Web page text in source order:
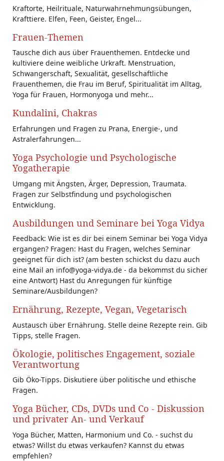
Kraftorte, Heilrituale, Naturwahrnehmungsübungen,
Krafttiere. Elfen, Feen, Geister, Engel...
Frauen-Themen
Tausche dich aus über Frauenthemen. Entdecke und
kultiviere deine weibliche Urkraft. Menstruation,
Schwangerschaft, Sexualität, gesellschaftliche
Frauenthemen, die Frau im Beruf, Spiritualität im Alltag,
Yoga für Frauen, Hormonyoga und mehr...
Kundalini, Chakras
Erfahrungen und Fragen zu Prana, Energie-, und
Astralerfahrungen...
Yoga Psychologie und Psychologische
Yogatherapie
Umgang mit Ängsten, Ärger, Depression, Traumata.
Fragen zur Selbstfindung und psychologischen
Entwicklung.
Ausbildungen und Seminare bei Yoga Vidya
Feedback: Wie ist es dir bei einem Seminar bei Yoga Vidya
ergangen? Fragen: Hast du Fragen, welches Seminar
geeignet für dich ist? (am besten schickst du dazu auch
eine Mail an info@yoga-vidya.de - da bekommst du sicher
eine Antwort) Hast du Anregungen für künftige
Seminare/Ausbildungen?
Ernährung, Rezepte, Vegan, Vegetarisch
Austausch über Ernährung. Stelle deine Rezepte rein. Gib
Tipps, stelle Fragen.
Ökologie, politisches Engagement, soziale
Verantwortung
Gib Öko-Tipps. Diskutiere über politische und ethische
Fragen.
Yoga Bücher, CDs, DVDs und Co - Diskussion
und privater An- und Verkauf
Yoga Bücher, Matten, Harmonium und Co. - suchst du
etwas? Willst du etwas verkaufen? Kannst du etwas
empfehlen?